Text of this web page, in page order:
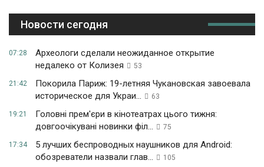
Новости сегодня
07:28
Археологи сделали неожиданное открытие
недалеко от Колизея
53
21:42
Покорила Париж: 19-летняя Чукановская завоевала
историческое для Украи...
63
19:21
Головні прем'єри в кінотеатрах цього тижня:
довгоочікувані новинки філ...
75
17:34
5 лучших беспроводных наушников для Android:
обозреватели назвали глав...
105